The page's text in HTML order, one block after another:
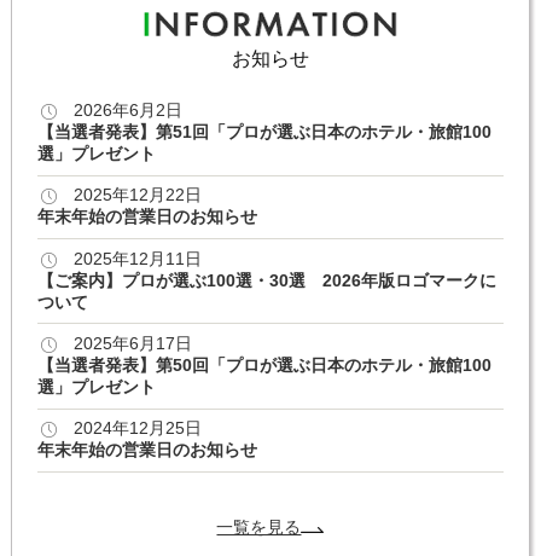
お知らせ
2026年6月2日
【当選者発表】第51回「プロが選ぶ日本のホテル・旅館100
選」プレゼント
2025年12月22日
年末年始の営業日のお知らせ
2025年12月11日
【ご案内】プロが選ぶ100選・30選 2026年版ロゴマークに
ついて
2025年6月17日
【当選者発表】第50回「プロが選ぶ日本のホテル・旅館100
選」プレゼント
2024年12月25日
年末年始の営業日のお知らせ
一覧を見る